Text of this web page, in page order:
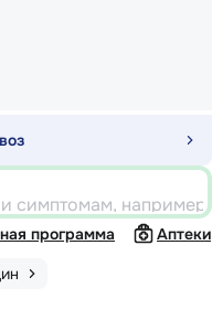
симптомам,
программа
Аптеки